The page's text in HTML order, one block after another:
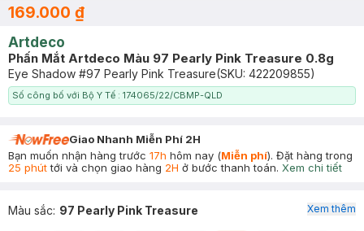
169.000 ₫
Artdeco
Phấn Mắt Artdeco Màu 97 Pearly Pink Treasure 0.8g
Eye Shadow #97 Pearly Pink Treasure(SKU: 422209855)
Số công bố với Bộ Y Tế : 174065/22/CBMP-QLD
Giao Nhanh Miễn Phí 2H
Bạn muốn nhận hàng trước 17h hôm nay (Miễn phí). Đặt hàng trong
25 phúttới và chọn giao hàng 2H ở bước thanh toán. Xem chi tiết
Màu sắc: 97 Pearly Pink Treasure Xem thêm